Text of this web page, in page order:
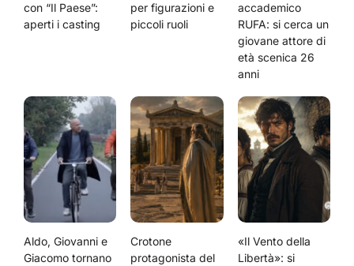
con “Il Paese”:
aperti i casting
per figurazioni e
piccoli ruoli
accademico
RUFA: si cerca un
giovane attore di
età scenica 26
anni
Aldo, Giovanni e
Giacomo tornano
Crotone
protagonista del
«Il Vento della
Libertà»: si